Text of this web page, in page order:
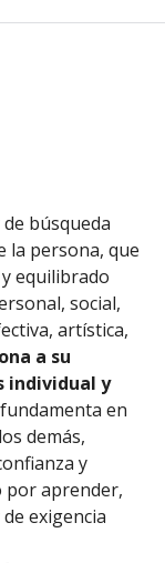
búsqueda
la persona, que
equilibrado
social,
artística,
a su
individual y
en
demás,
y
por aprender,
exigencia